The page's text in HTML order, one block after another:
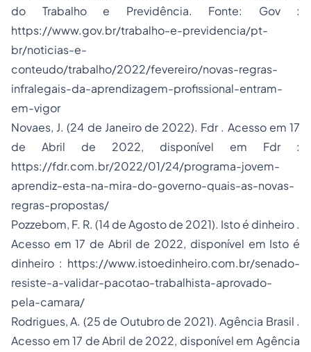
do Trabalho e Previdência. Fonte: Gov :
https://www.gov.br/trabalho-e-previdencia/pt-
br/noticias-e-
conteudo/trabalho/2022/fevereiro/novas-regras-
infralegais-da-aprendizagem-profissional-entram-
em-vigor
Novaes, J. (24 de Janeiro de 2022). Fdr. Acesso em 17
de Abril de 2022, disponível em Fdr :
https://fdr.com.br/2022/01/24/programa-jovem-
aprendiz-esta-na-mira-do-governo-quais-as-novas-
regras-propostas/
Pozzebom, F. R. (14 de Agosto de 2021). Isto é dinheiro.
Acesso em 17 de Abril de 2022, disponível em Isto é
dinheiro : https://www.istoedinheiro.com.br/senado-
resiste-a-validar-pacotao-trabalhista-aprovado-
pela-camara/
Rodrigues, A. (25 de Outubro de 2021).Agência Brasil .
Acesso em 17 de Abril de 2022, disponível em Agência